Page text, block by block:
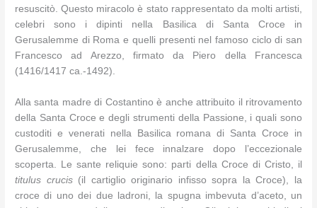
resuscitò. Questo miracolo è stato rappresentato da molti artisti,
celebri sono i dipinti nella Basilica di Santa Croce in
Gerusalemme di Roma e quelli presenti nel famoso ciclo di san
Francesco ad Arezzo, firmato da Piero della Francesca
(1416/1417 ca.-1492).
Alla santa madre di Costantino è anche attribuito il ritrovamento
della Santa Croce e degli strumenti della Passione, i quali sono
custoditi e venerati nella Basilica romana di Santa Croce in
Gerusalemme, che lei fece innalzare dopo l’eccezionale
scoperta. Le sante reliquie sono: parti della Croce di Cristo, il
titulus crucis(il cartiglio originario infisso sopra la Croce), la
croce di uno dei due ladroni, la spugna imbevuta d’aceto, un